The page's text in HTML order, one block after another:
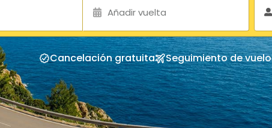
Añadir vuelta
Cancelación gratuita Seguimiento de vuelo